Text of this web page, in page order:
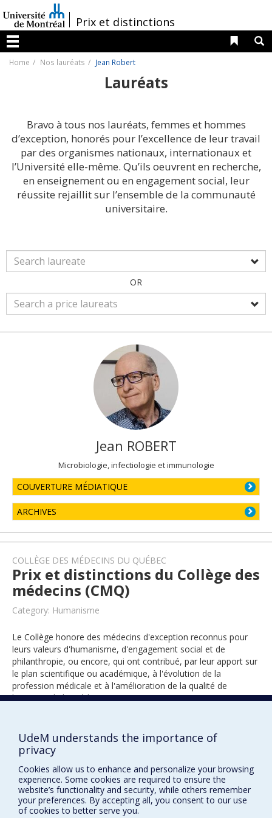
au
contenu
/Prix et distinctions
Menu
Liens
Home Nos lauréats Jean Robert
Lauréats
Bravo à tous nos lauréats, femmes et hommes
d’exception, honorés pour l’excellence de leur travail
par des organismes nationaux, internationaux et
l’Université elle-même. Qu’ils oeuvrent en recherche,
en enseignement ou en engagement social, leur
réussite rejaillit sur l’ensemble de la communauté
universitaire.
OR
Jean ROBERT
Microbiologie, infectiologie et immunologie
COUVERTURE MÉDIATIQUE
ARCHIVES
COLLÈGE DES MÉDECINS DU QUÉBEC
Prix et distinctions du Collège des
médecins (CMQ)
Category: Humanisme
Le Collège honore des médecins d'exception reconnus pour
leurs valeurs d'humanisme, d'engagement social et de
philanthropie, ou encore, qui ont contribué, par leur apport sur
le plan scientifique ou académique, à l'évolution de la
profession médicale et à l'amélioration de la qualité de
l'exercice de la médecine.
UdeM understands the importance of
privacy
Cookies allow us to enhance and personalize your browsing
experience. Some cookies are required to ensure the
website’s functionality and security, while others remember
your preferences. By accepting all, you consent to our use
of cookies to better serve you.